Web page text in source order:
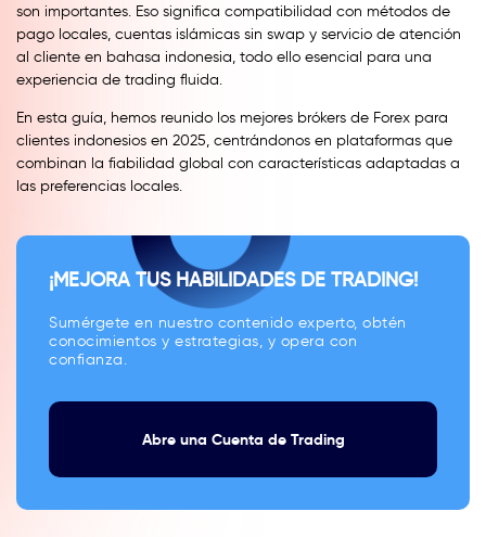
son importantes. Eso significa compatibilidad con métodos de
pago locales, cuentas islámicas sin swap y servicio de atención
al cliente en bahasa indonesia, todo ello esencial para una
experiencia de trading fluida.
En esta guía, hemos reunido los mejores brókers de Forex para
clientes indonesios en 2025, centrándonos en plataformas que
combinan la fiabilidad global con características adaptadas a
las preferencias locales.
¡MEJORA TUS HABILIDADES DE TRADING!
Sumérgete en nuestro contenido experto, obtén
conocimientos y estrategias, y opera con
confianza.
Abre una Cuenta de Trading